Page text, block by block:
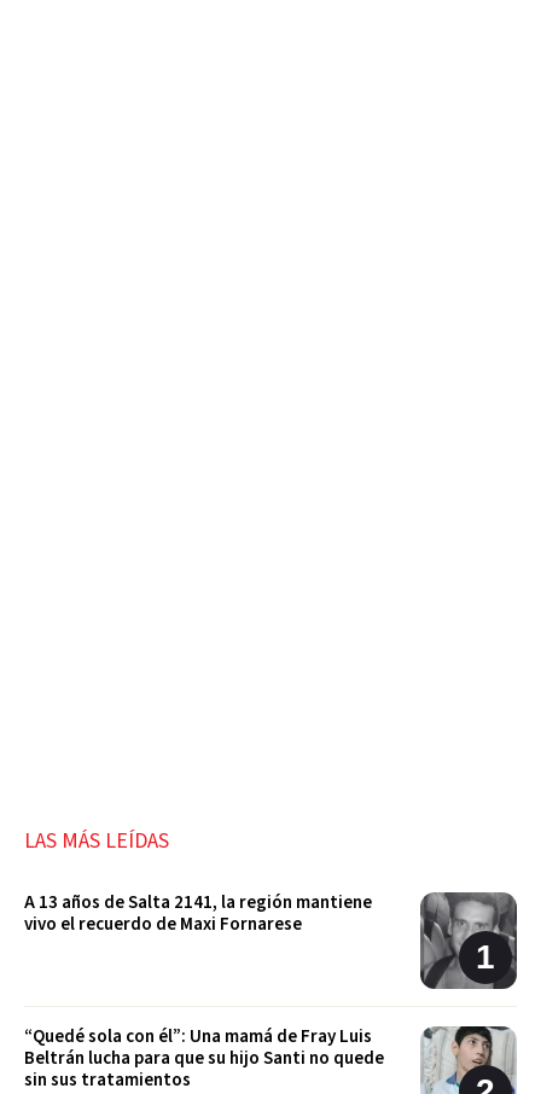
LAS MÁS LEÍDAS
A 13 años de Salta 2141, la región mantiene
vivo el recuerdo de Maxi Fornarese
“Quedé sola con él”: Una mamá de Fray Luis
Beltrán lucha para que su hijo Santi no quede
sin sus tratamientos